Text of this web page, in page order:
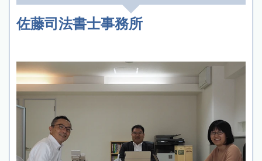
佐藤司法書士事務所